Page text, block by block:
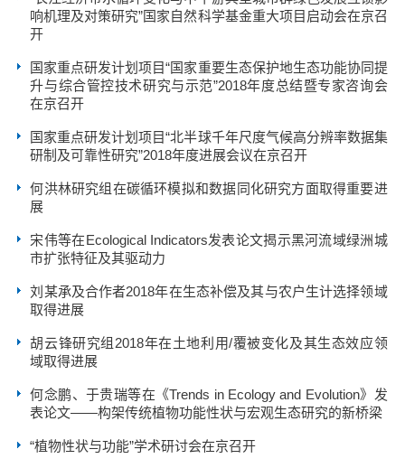
响机理及对策研究”国家自然科学基金重大项目启动会在京召
开
国家重点研发计划项目“国家重要生态保护地生态功能协同提
升与综合管控技术研究与示范”2018年度总结暨专家咨询会
在京召开
国家重点研发计划项目“北半球千年尺度气候高分辨率数据集
研制及可靠性研究”2018年度进展会议在京召开
何洪林研究组在碳循环模拟和数据同化研究方面取得重要进
展
宋伟等在Ecological Indicators发表论文揭示黑河流域绿洲城
市扩张特征及其驱动力
刘某承及合作者2018年在生态补偿及其与农户生计选择领域
取得进展
胡云锋研究组2018年在土地利用/覆被变化及其生态效应领
域取得进展
何念鹏、于贵瑞等在《Trends in Ecology and Evolution》发
表论文——构架传统植物功能性状与宏观生态研究的新桥梁
“植物性状与功能”学术研讨会在京召开